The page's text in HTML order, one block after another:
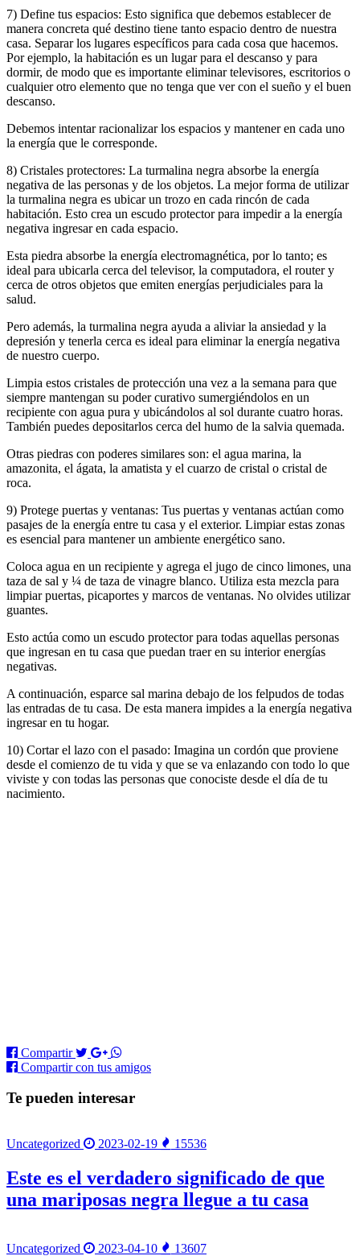
7) Define tus espacios: Esto significa que debemos establecer de
manera concreta qué destino tiene tanto espacio dentro de nuestra
casa. Separar los lugares específicos para cada cosa que hacemos.
Por ejemplo, la habitación es un lugar para el descanso y para
dormir, de modo que es importante eliminar televisores, escritorios o
cualquier otro elemento que no tenga que ver con el sueño y el buen
descanso.
Debemos intentar racionalizar los espacios y mantener en cada uno
la energía que le corresponde.
8) Cristales protectores: La turmalina negra absorbe la energía
negativa de las personas y de los objetos. La mejor forma de utilizar
la turmalina negra es ubicar un trozo en cada rincón de cada
habitación. Esto crea un escudo protector para impedir a la energía
negativa ingresar en cada espacio.
Esta piedra absorbe la energía electromagnética, por lo tanto; es
ideal para ubicarla cerca del televisor, la computadora, el router y
cerca de otros objetos que emiten energías perjudiciales para la
salud.
Pero además, la turmalina negra ayuda a aliviar la ansiedad y la
depresión y tenerla cerca es ideal para eliminar la energía negativa
de nuestro cuerpo.
Limpia estos cristales de protección una vez a la semana para que
siempre mantengan su poder curativo sumergiéndolos en un
recipiente con agua pura y ubicándolos al sol durante cuatro horas.
También puedes depositarlos cerca del humo de la salvia quemada.
Otras piedras con poderes similares son: el agua marina, la
amazonita, el ágata, la amatista y el cuarzo de cristal o cristal de
roca.
9) Protege puertas y ventanas: Tus puertas y ventanas actúan como
pasajes de la energía entre tu casa y el exterior. Limpiar estas zonas
es esencial para mantener un ambiente energético sano.
Coloca agua en un recipiente y agrega el jugo de cinco limones, una
taza de sal y ¼ de taza de vinagre blanco. Utiliza esta mezcla para
limpiar puertas, picaportes y marcos de ventanas. No olvides utilizar
guantes.
Esto actúa como un escudo protector para todas aquellas personas
que ingresan en tu casa que puedan traer en su interior energías
negativas.
A continuación, esparce sal marina debajo de los felpudos de todas
las entradas de tu casa. De esta manera impides a la energía negativa
ingresar en tu hogar.
10) Cortar el lazo con el pasado: Imagina un cordón que proviene
desde el comienzo de tu vida y que se va enlazando con todo lo que
viviste y con todas las personas que conociste desde el día de tu
nacimiento.
Compartir
Compartircon tus amigos
Te pueden interesar
Uncategorized 2023-02-19 15536
Este es el verdadero significado de que
una mariposas negra llegue a tu casa
Uncategorized 2023-04-10 13607